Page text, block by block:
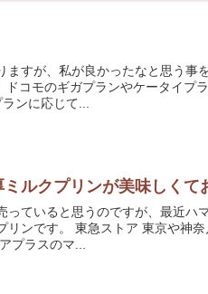
ますが、私が良かったなと思う事
ンに応じて...
ルクプリンが美味しくて
ていると思うのですが、最近ハ
川を中心に首都圏で展
す。 東京ストアプラスのマ...